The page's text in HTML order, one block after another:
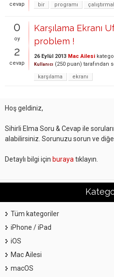
cevap
bir
programı
0
oy
2
cevap
Karşılama Ekranı
problem !
26 Eylül 2013 Mac Ailesi
Kullanıcı (250 puan) tarafından
karşılama
ekranı
Hoş geldiniz,
Sihirli Elma Soru & Cevap ile
alabilirsiniz. Sorunuzu sorun ve
Detaylı bilgi için buraya tıklayın.
Tüm kategoriler
iPhone / iPad
iOS
Mac Ailesi
macOS